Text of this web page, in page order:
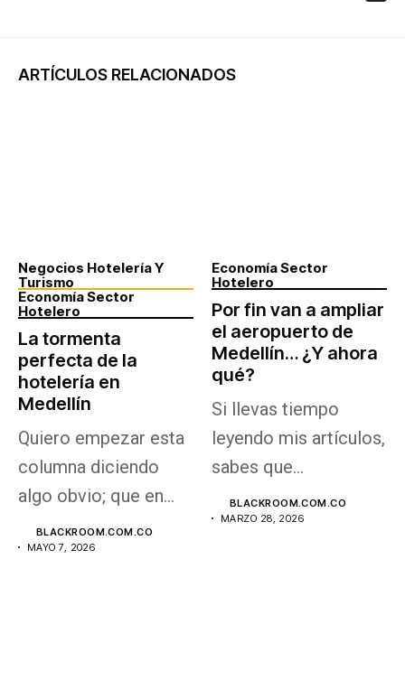
ARTÍCULOS RELACIONADOS
Negocios Hotelería Y
Turismo
Economía Sector
Hotelero
La tormenta
perfecta de la
hotelería en
Medellín
Quiero empezar esta
columna diciendo
algo obvio; que en
todos los negocios...
BLACKROOM.COM.CO
MAYO 7, 2026
Economía Sector
Hotelero
Por fin van a ampliar
el aeropuerto de
Medellín… ¿Y ahora
qué?
Si llevas tiempo
leyendo mis artículos,
sabes que
últimamente (por el
contrario...
BLACKROOM.COM.CO
MARZO 28, 2026